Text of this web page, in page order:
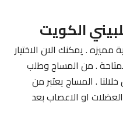
الكويت
مميزه . يمكنك الان الاختيار
. من المساج وطلب
. المساج يعتبر من
او الاعصاب بعد